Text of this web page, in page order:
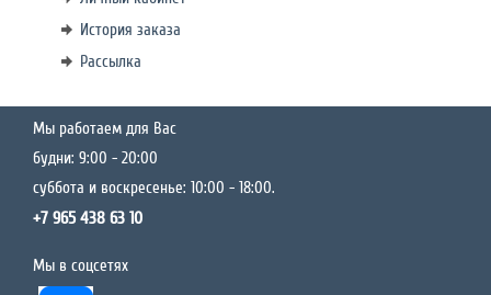
История заказа
Рассылка
Мы работаем для Вас
будни: 9:00 - 20:00
суббота и воскресенье: 10:00 - 18:00.
+7 965 438 63 10
Мы в соцсетях